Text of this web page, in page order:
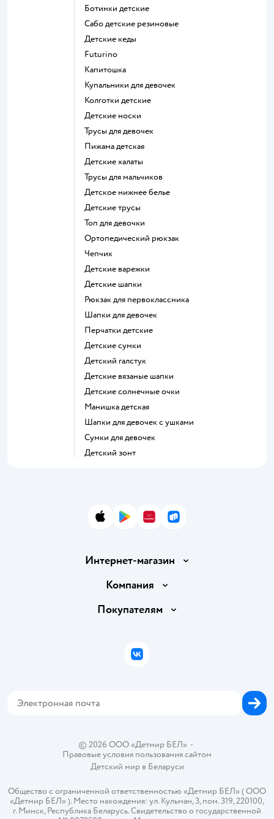
Ботинки детские
Сабо детские резиновые
Детские кеды
Futurino
Капитошка
Купальники для девочек
Колготки детские
Детские носки
Трусы для девочек
Пижама детская
Детские халаты
Трусы для мальчиков
Детское нижнее белье
Детские трусы
Топ для девочки
Ортопедический рюкзак
Чепчик
Детские варежки
Детские шапки
Рюкзак для первоклассника
Шапки для девочек
Перчатки детские
Детские сумки
Детский галстук
Детские вязаные шапки
Детские солнечные очки
Манишка детская
Шапки для девочек с ушками
Сумки для девочек
Детский зонт
App StoreGoogle Play
AppGallery
RuStore
Интернет-магазин
Доставка и оплата
Правила продажи
Политика использования файлов cookie
Компания
Вакансии
Покупателям
Бонусные карты
© 2026 ООО «Детмир БЕЛ»•
Правовые условия пользования сайтом
Детский мир в Беларуси
Общество с ограниченной ответственностью «Детмир БЕЛ» ( ООО
«Детмир БЕЛ» ). Место нахождения: ул. Кульман, 3, пом. 319, 220100,
г. Минск, Республика Беларусь. Свидетельство о государственной
ВКонтакте